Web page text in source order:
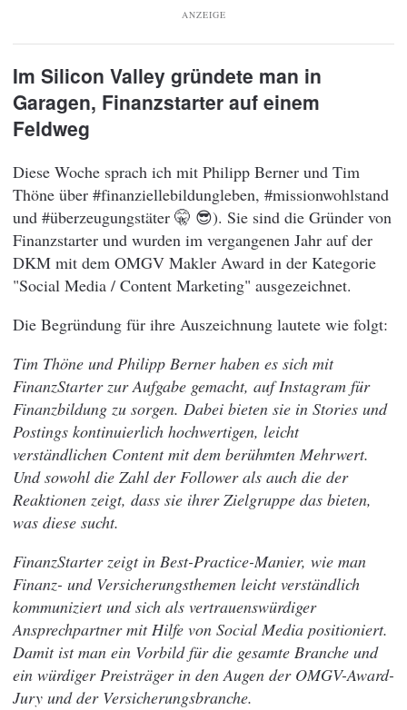
ANZEIGE
Im Silicon Valley gründete man in
Garagen, Finanzstarter auf einem
Feldweg
Diese Woche sprach ich mit Philipp Berner und Tim
Thöne über #finanziellebildungleben, #missionwohlstand
und #überzeugungstäter 🤫 😎). Sie sind die Gründer von
Finanzstarter und wurden im vergangenen Jahr auf der
DKM mit dem OMGV Makler Award in der Kategorie
"Social Media / Content Marketing" ausgezeichnet.
Die Begründung für ihre Auszeichnung lautete wie folgt:
Tim Thöne und Philipp Berner haben es sich mit
FinanzStarter zur Aufgabe gemacht, auf Instagram für
Finanzbildung zu sorgen. Dabei bieten sie in Stories und
Postings kontinuierlich hochwertigen, leicht
verständlichen Content mit dem berühmten Mehrwert.
Und sowohl die Zahl der Follower als auch die der
Reaktionen zeigt, dass sie ihrer Zielgruppe das bieten,
was diese sucht.
FinanzStarter zeigt in Best-Practice-Manier, wie man
Finanz- und Versicherungsthemen leicht verständlich
kommuniziert und sich als vertrauenswürdiger
Ansprechpartner mit Hilfe von Social Media positioniert.
Damit ist man ein Vorbild für die gesamte Branche und
ein würdiger Preisträger in den Augen der OMGV-Award-
Jury und der Versicherungsbranche.